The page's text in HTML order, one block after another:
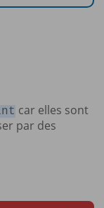
car elles sont
par des